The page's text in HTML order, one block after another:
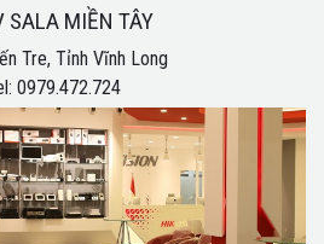
SALA MIỀN TÂY
Tre, Tỉnh Vĩnh Long
0979.472.724